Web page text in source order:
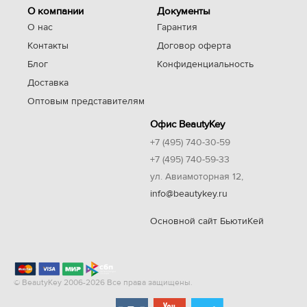
О компании
О нас
Контакты
Блог
Доставка
Оптовым представителям
Документы
Гарантия
Договор оферта
Конфиденциальность
Офис BeautyKey
+7 (495) 740-30-59
+7 (495) 740-59-33
ул. Авиамоторная 12,
info@beautykey.ru
Основной сайт БьютиКей
© BeautyKey 2006-2026 Все права защищены.